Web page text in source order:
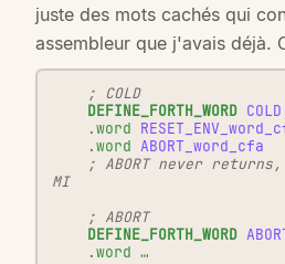
juste des mots cachés qui
assembleur que j'avais déjà.
; COLD
DEFINE_FORTH_WORD COLD
.word
.word ABORT_word_cfa
; ABORT never
MI
; ABORT
DEFINE_FORTH_WORD
.word …